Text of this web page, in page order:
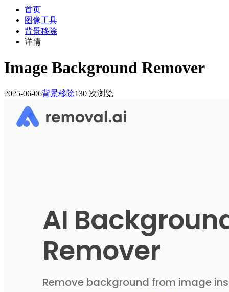
首页
图像工具
背景移除
详情
Image Background Remover
2025-06-06背景移除130 次浏览